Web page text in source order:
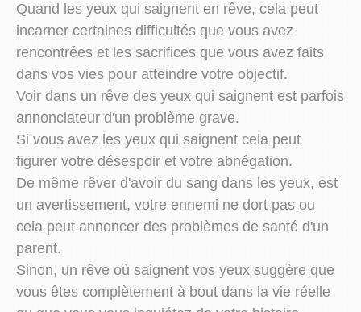
Quand les yeux qui saignent en rêve, cela peut
incarner certaines difficultés que vous avez
rencontrées et les sacrifices que vous avez faits
dans vos vies pour atteindre votre objectif.
Voir dans un rêve des yeux qui saignent est parfois
annonciateur d'un problème grave.
Si vous avez les yeux qui saignent cela peut
figurer votre désespoir et votre abnégation.
De même rêver d'avoir du sang dans les yeux, est
un avertissement, votre ennemi ne dort pas ou
cela peut annoncer des problèmes de santé d'un
parent.
Sinon, un rêve où saignent vos yeux suggère que
vous êtes complètement à bout dans la vie réelle